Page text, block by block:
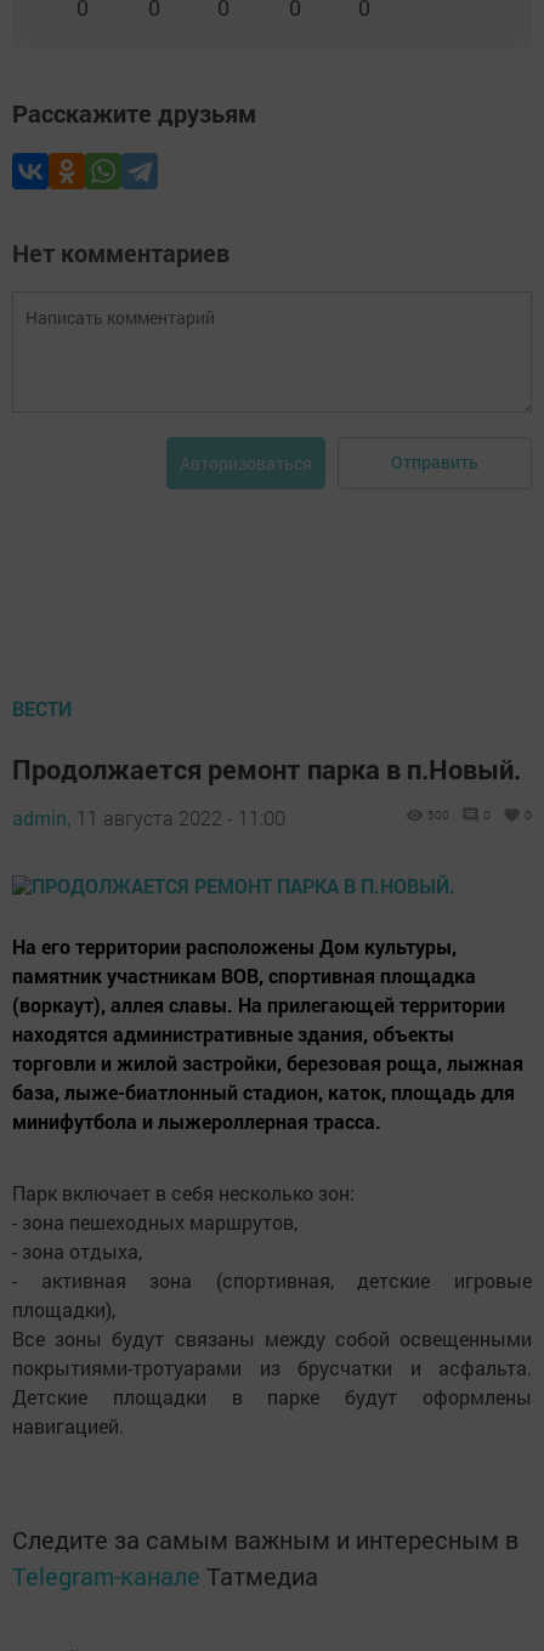
0 0 0 0 0
Расскажите друзьям
Нет комментариев
Авторизоваться Отправить
ВЕСТИ
Продолжается ремонт парка в п.Новый.
admin, 11 августа 2022 - 11:00 500 0 0
На его территории расположены Дом культуры,
памятник участникам ВОВ, спортивная площадка
(воркаут), аллея славы. На прилегающей территории
находятся административные здания, объекты
торговли и жилой застройки, березовая роща, лыжная
база, лыже-биатлонный стадион, каток, площадь для
минифутбола и лыжероллерная трасса.
Парк включает в себя несколько зон:
- зона пешеходных маршрутов,
- зона отдыха,
- активная зона (спортивная, детские игровые
площадки),
Все зоны будут связаны между собой освещенными
покрытиями-тротуарами из брусчатки и асфальта.
Детские площадки в парке будут оформлены
навигацией.
Следите за самым важным и интересным в
Telegram-канале Татмедиа